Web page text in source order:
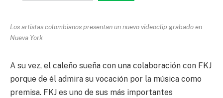
Los artistas colombianos presentan un nuevo videoclip grabado en
Nueva York
A su vez, el caleño sueña con una colaboración con FKJ
porque de él admira su vocación por la música como
premisa. FKJ es uno de sus más importantes